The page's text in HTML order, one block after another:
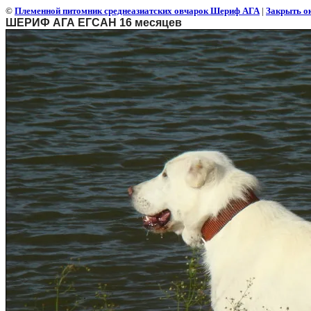
© Племенной питомник среднеазиатских овчарок Шериф АГА| Закрыть
ШЕРИФ АГА ЕГСАН 16 месяцев